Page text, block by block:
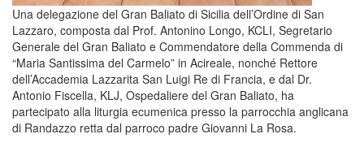
Una delegazione del Gran Baliato di Sicilia dell’Ordine di San
Lazzaro, composta dal Prof. Antonino Longo, KCLI, Segretario
Generale del Gran Baliato e Commendatore della Commenda di
“Maria Santissima del Carmelo” in Acireale, nonché Rettore
dell’Accademia Lazzarita San Luigi Re di Francia, e dal Dr.
Antonio Fiscella, KLJ, Ospedaliere del Gran Baliato, ha
partecipato alla liturgia ecumenica presso la parrocchia anglicana
di Randazzo retta dal parroco padre Giovanni La Rosa.